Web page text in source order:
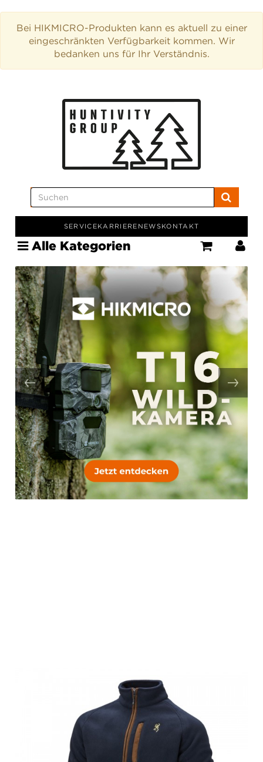
Bei HIKMICRO-Produkten kann es aktuell zu einer
eingeschränkten Verfügbarkeit kommen. Wir
bedanken uns für Ihr Verständnis.
SERVICEKARRIERE NEWSKONTAKT
Alle Kategorien